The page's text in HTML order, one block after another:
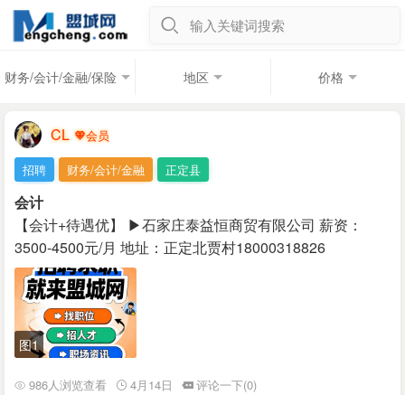
输入关键词搜索
财务/会计/金融/保险 地区 价格
CL
招聘 财务/会计/金融 正定县
会计
【会计+待遇优】 ▶石家庄泰益恒商贸有限公司 薪资：
3500-4500元/月 地址：正定北贾村18000318826
图1
986人浏览查看 4月14日
评论一下(0)